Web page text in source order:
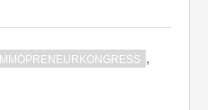
IMMOPRENEURKONGRESS ,